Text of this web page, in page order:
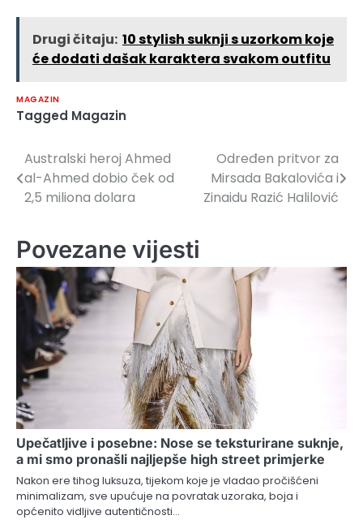
Drugi čitaju: 10 stylish suknji s uzorkom koje
će dodati dašak karaktera svakom outfitu
MAGAZIN
Tagged Magazin
Navigacija
članaka
Australski heroj Ahmed
al-Ahmed dobio ček od
2,5 miliona dolara
Određen pritvor za
Mirsada Bakalovića i
Zinaidu Razić Halilović
Povezane vijesti
Upečatljive i posebne: Nose se teksturirane suknje,
a mi smo pronašli najljepše high street primjerke
Nakon ere tihog luksuza, tijekom koje je vladao pročišćeni
minimalizam, sve upućuje na povratak uzoraka, boja i
općenito vidljive autentičnosti…